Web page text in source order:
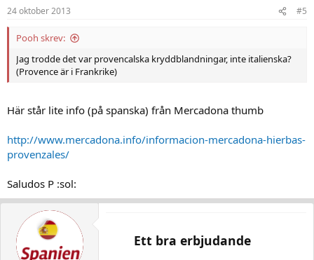
24 oktober 2013 #5
Pooh skrev:
Jag trodde det var provencalska kryddblandningar, inte italienska?
(Provence är i Frankrike)
Här står lite info (på spanska) från Mercadona thumb
http://www.mercadona.info/informacion-mercadona-hierbas-
provenzales/
Saludos P :sol:
Ett bra erbjudande